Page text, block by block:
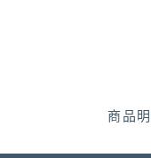
商品